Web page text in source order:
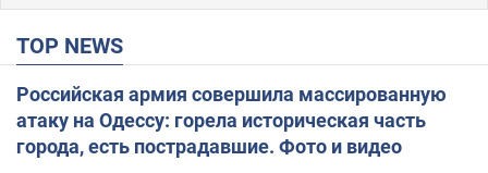
TOP NEWS
Российская армия совершила массированную
атаку на Одессу: горела историческая часть
города, есть пострадавшие. Фото и видео